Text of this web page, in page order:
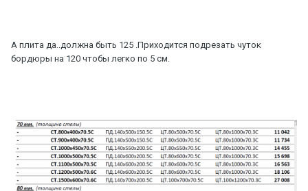
А плита да..должна быть 125 .Приходится подрезать чуток
бордюры на 120 чтобы легко по 5 см.